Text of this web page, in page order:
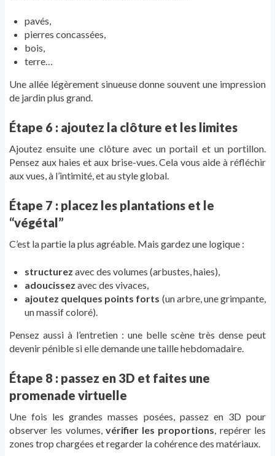
pavés,
pierres concassées,
bois,
terre…
Une allée légèrement sinueuse donne souvent une impression
de jardin plus grand.
Étape 6 : ajoutez la clôture et les limites
Ajoutez ensuite une clôture avec un portail et un portillon.
Pensez aux haies et aux brise-vues. Cela vous aide à réfléchir
aux vues, à l’intimité, et au style global.
Étape 7 : placez les plantations et le
“végétal”
C’est la partie la plus agréable. Mais gardez une logique :
structurez avec des volumes (arbustes, haies),
adoucissez avec des vivaces,
ajoutez quelques points forts (un arbre, une grimpante,
un massif coloré).
Pensez aussi à l’entretien : une belle scène très dense peut
devenir pénible si elle demande une taille hebdomadaire.
Étape 8 : passez en 3D et faites une
promenade virtuelle
Une fois les grandes masses posées, passez en 3D pour
observer les volumes, vérifier les proportions, repérer les
zones trop chargées et regarder la cohérence des matériaux.